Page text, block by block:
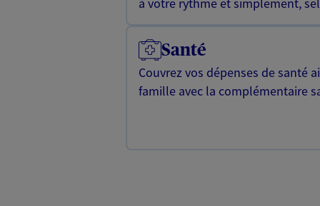
Santé
Couvrez vos dépenses de santé
famille avec la complémentaire